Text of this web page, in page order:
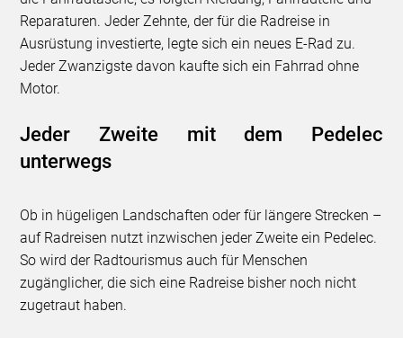
Reparaturen. Jeder Zehnte, der für die Radreise in
Ausrüstung investierte, legte sich ein neues E-Rad zu.
Jeder Zwanzigste davon kaufte sich ein Fahrrad ohne
Motor.
Jeder Zweite mit dem Pedelec
unterwegs
Ob in hügeligen Landschaften oder für längere Strecken –
auf Radreisen nutzt inzwischen jeder Zweite ein Pedelec.
So wird der Radtourismus auch für Menschen
zugänglicher, die sich eine Radreise bisher noch nicht
zugetraut haben.